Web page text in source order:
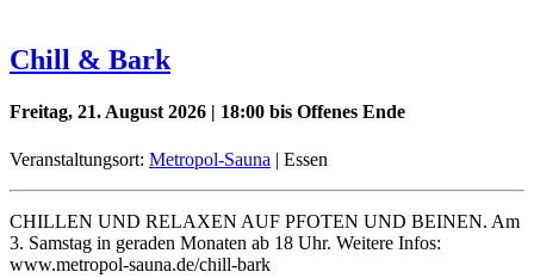
Chill & Bark
Freitag, 21. August 2026 | 18:00 bis Offenes Ende
Veranstaltungsort: Metropol-Sauna | Essen
CHILLEN UND RELAXEN AUF PFOTEN UND BEINEN. Am
3. Samstag in geraden Monaten ab 18 Uhr. Weitere Infos:
www.metropol-sauna.de/chill-bark